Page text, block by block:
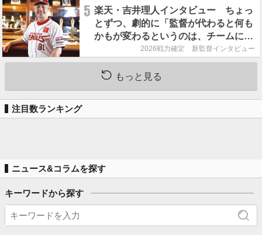
5 楽天・吉井理人インタビュー ちょっ
とずつ、劇的に「監督が代わると何も
かもが変わるというのは、チームにと
って良くないことなんです」
2026戦力確定 新監督インタビュー
もっと見る
注目数ランキング
ニュース&コラムを探す
キーワードから探す